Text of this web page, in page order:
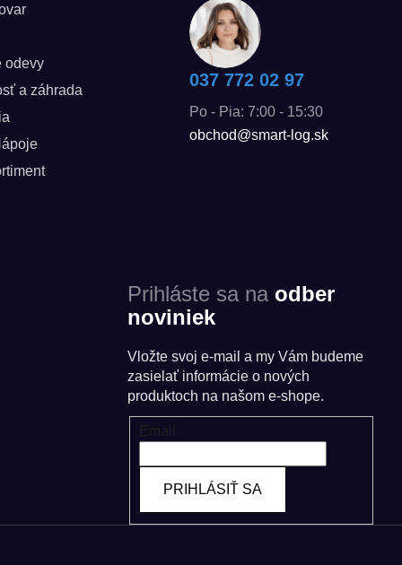
odevy
a záhrada
037 772 02 97
Po - Pia: 7:00 - 15:30
obchod@smart-log.sk
Prihláste sa na odber
noviniek
Vložte svoj e-mail a my Vám budeme
zasielať informácie o nových
produktoch na našom e-shope.
PRIHLÁSIŤ SA